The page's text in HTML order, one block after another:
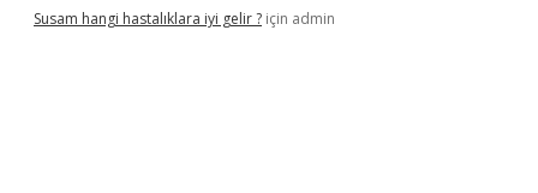
Susam hangi hastalıklara iyi gelir ? için admin